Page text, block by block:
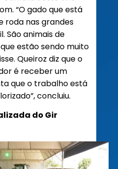
“O gado que está
roda nas grandes
São animais de
estão sendo muito
Queiroz diz que o
é receber um
que o trabalho está
concluiu.
do Gir